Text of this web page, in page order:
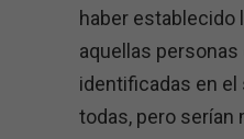
haber establecido
aquellas personas
identificadas en el
todas, pero serían